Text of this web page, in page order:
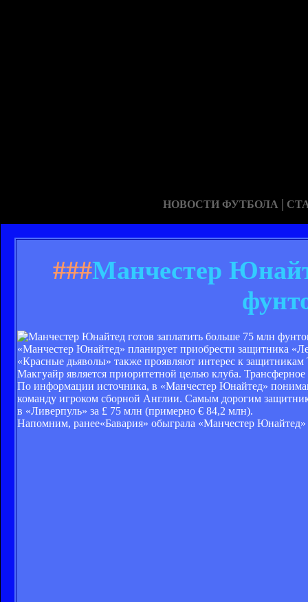
НОВОСТИ ФУТБОЛА |
###Манчестер
«Манчестер Юнайтед» планирует приобрести защитника
«Красные дьяволы» также проявляют интерес к
Макгуайр является приоритетной целью клуба. Трансферное
По информации источника, в «Манчестер Юнайтед»
команду игроком сборной Англии. Самым дорогим
в «Ливерпуль» за £ 75 млн (примерно € 84,2 млн).
Напомним, ранее«Бавария» обыграла «Манчестер Юнайтед»